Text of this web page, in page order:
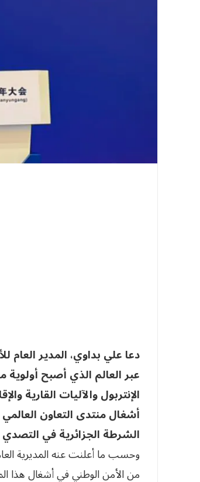
دعا علي بداوي، المدير العام
عبر العالم الذي أصبح
الإنتربول والآليات القارية
أشغال منتدى التعاون
الشرطة الجزائرية في التصدي
وحسب ما أعلنت عنه المديرية